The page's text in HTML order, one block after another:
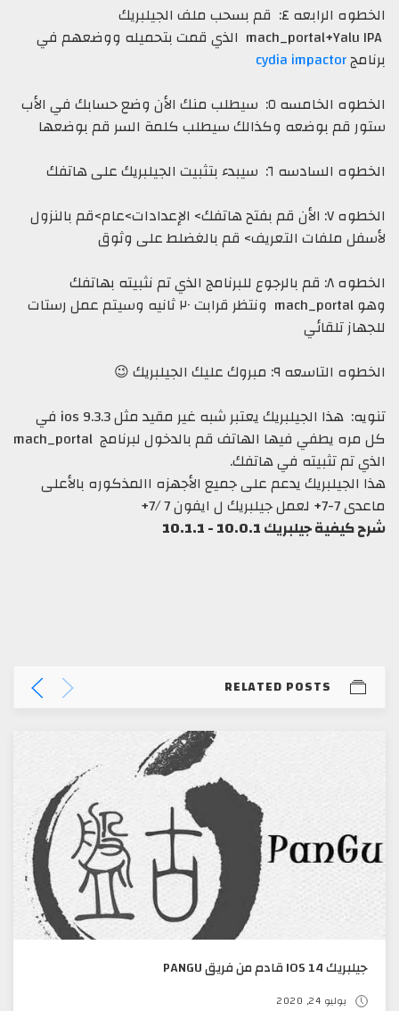
الخطوه الرابعه ٤: قم بسحب ملف الجيلبريك
mach_portal+Yaluالذي قمت بتحميله ووضعهم في
cydia impactor
الخطوه الخامسه ٥: سيطلب منك الأن وضع حسابك في الأب
قم بوضعه وكذالك سيطلب كلمة السر قم بوضعها
٦: سيبدء بتثبيت الجيلبريك على هاتفك
الخطوه ٧: الأن قم بفتح هاتفك> الإعدادات>عام>قم بالنزول
ملفات التعريف> قم بالغضلط على وثوق
الخطوه ٨: قم بالرجوع للبرنامج الذي تم نثبيته بهاتفك
mach_portal ونتظر قرابت ٢٠ ثانيه وسيتم عمل رستات
تلقائي
٩: مبروك عليك الجيلبريك 😉
تنويه: هذا الجيلبريك يعتبر شبه غير مقيد مثل ios 9.3.3 في
يطفي فيها الهاتف قم بالدخول لبرنامجmach_portal
تم تثبيته في هاتفك.
الجيلبريك يدعم على جميع الأجهزه االمذكوره بالأعلى
ل ايفون 7 /7+
جيلبريك 10.0.1 - 10.1.1
RELATED POSTS
جيلبريك IOS 14 قادم من فريق PANGU
يوليو 24, 2020